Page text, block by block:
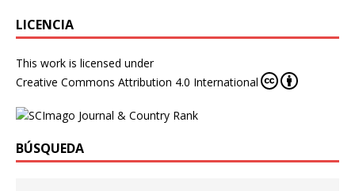
LICENCIA
This work is licensed under
Creative Commons Attribution 4.0 International
BÚSQUEDA